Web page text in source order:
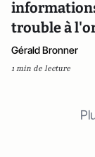
trouble à
Gérald Bronner
1 min de lecture